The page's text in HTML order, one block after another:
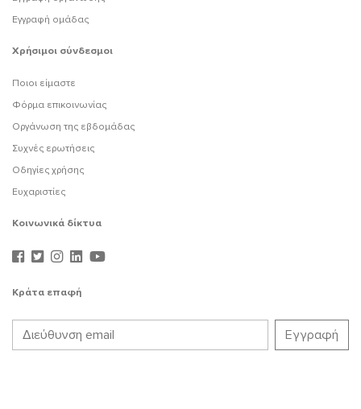
Εγγραφή ομάδας
Χρήσιμοι σύνδεσμοι
Ποιοι είμαστε
Φόρμα επικοινωνίας
Οργάνωση της εβδομάδας
Συχνές ερωτήσεις
Οδηγίες χρήσης
Ευχαριστίες
Κοινωνικά δίκτυα
Κράτα επαφή